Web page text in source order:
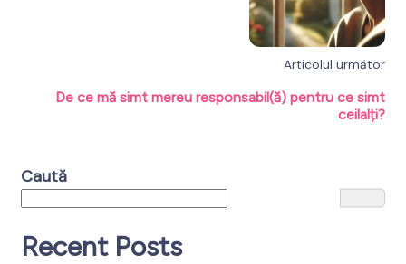
Articolul următor
De ce mă simt mereu responsabil(ă) pentru ce simt
ceilalți?
Caută
Recent Posts